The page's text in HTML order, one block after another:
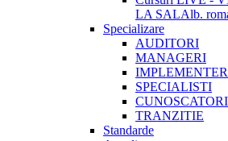
LA SALAlb.
Specializare
AUDITORI
MANAGERI
SPECIALISTI
TRANZITIE
Standarde